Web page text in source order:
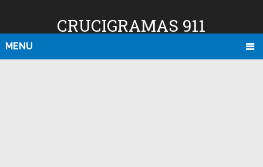
CRUCIGRAMAS 911
MENU